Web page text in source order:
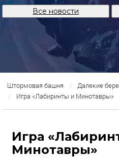
Все новости
Штормовая башня
Далекие
Игра «Лабиринты и Минотавры»
Игра
Минотавры»